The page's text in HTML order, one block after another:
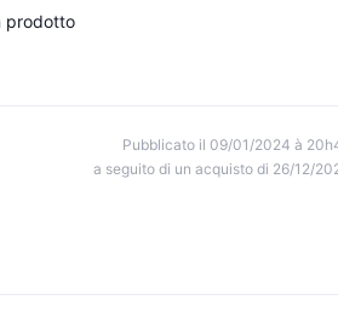
prodotto
Pubblicato il 09/01/2024 à
a seguito di un acquisto di 26/12/